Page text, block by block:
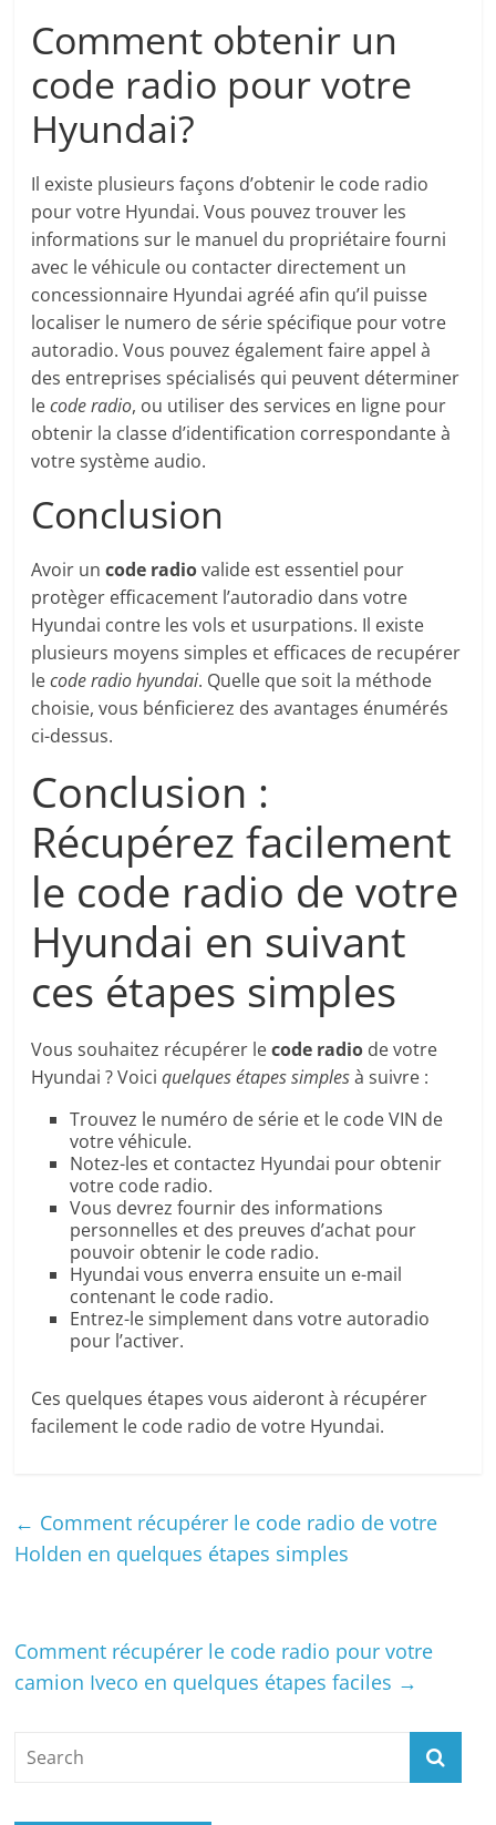
Comment obtenir un
code radio pour votre
Hyundai?
Il existe plusieurs façons d’obtenir le code radio
pour votre Hyundai. Vous pouvez trouver les
informations sur le manuel du propriétaire fourni
avec le véhicule ou contacter directement un
concessionnaire Hyundai agréé afin qu’il puisse
localiser le numero de série spécifique pour votre
autoradio. Vous pouvez également faire appel à
des entreprises spécialisés qui peuvent déterminer
lecode radio, ou utiliser des services en ligne pour
obtenir la classe d’identification correspondante à
votre système audio.
Conclusion
Avoir uncode radiovalide est essentiel pour
protèger efficacement l’autoradio dans votre
Hyundai contre les vols et usurpations. Il existe
plusieurs moyens simples et efficaces de recupérer
lecode radio hyundai. Quelle que soit la méthode
choisie, vous bénficierez des avantages énumérés
ci-dessus.
Conclusion :
Récupérez facilement
le code radio de votre
Hyundai en suivant
ces étapes simples
Vous souhaitez récupérer lecode radio de votre
Hyundai ? Voiciquelques étapes simplesà suivre :
Trouvez le numéro de série et le code VIN de
votre véhicule.
Notez-les et contactez Hyundai pour obtenir
votre code radio.
Vous devrez fournir des informations
personnelles et des preuves d’achat pour
pouvoir obtenir le code radio.
Hyundai vous enverra ensuite un e-mail
contenant le code radio.
Entrez-le simplement dans votre autoradio
pour l’activer.
Ces quelques étapes vous aideront à récupérer
facilement le code radio de votre Hyundai.
← Comment récupérer le code radio de votre
Holden en quelques étapes simples
Comment récupérer le code radio pour votre
camion Iveco en quelques étapes faciles →